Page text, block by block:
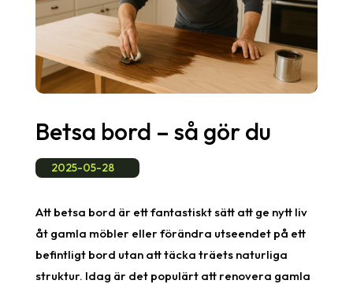
Betsa bord – så gör du
2025-05-28
Att betsa bord är ett fantastiskt sätt att ge nytt liv
åt gamla möbler eller förändra utseendet på ett
befintligt bord utan att täcka träets naturliga
struktur. Idag är det populärt att renovera gamla